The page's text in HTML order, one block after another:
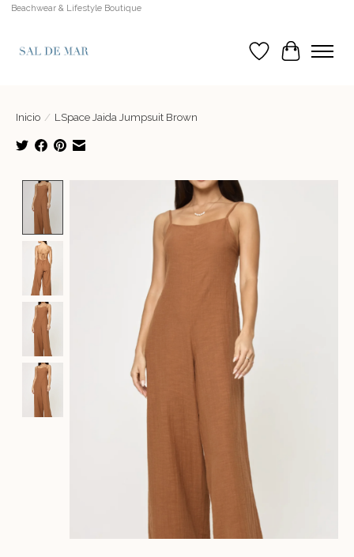
Beachwear & Lifestyle Boutique
Lista de deseos
Cesta
Inicio / LSpace Jaida Jumpsuit Brown
Product image slideshow Items